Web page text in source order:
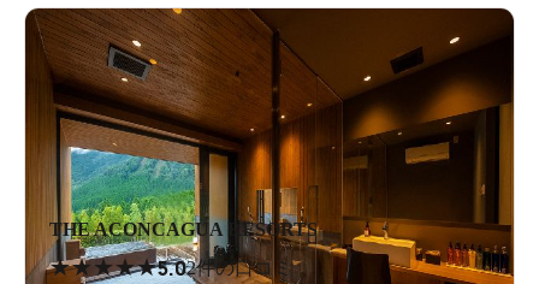
THE ACONCAGUA RESORTS
★★★★★5.02件の口コミ